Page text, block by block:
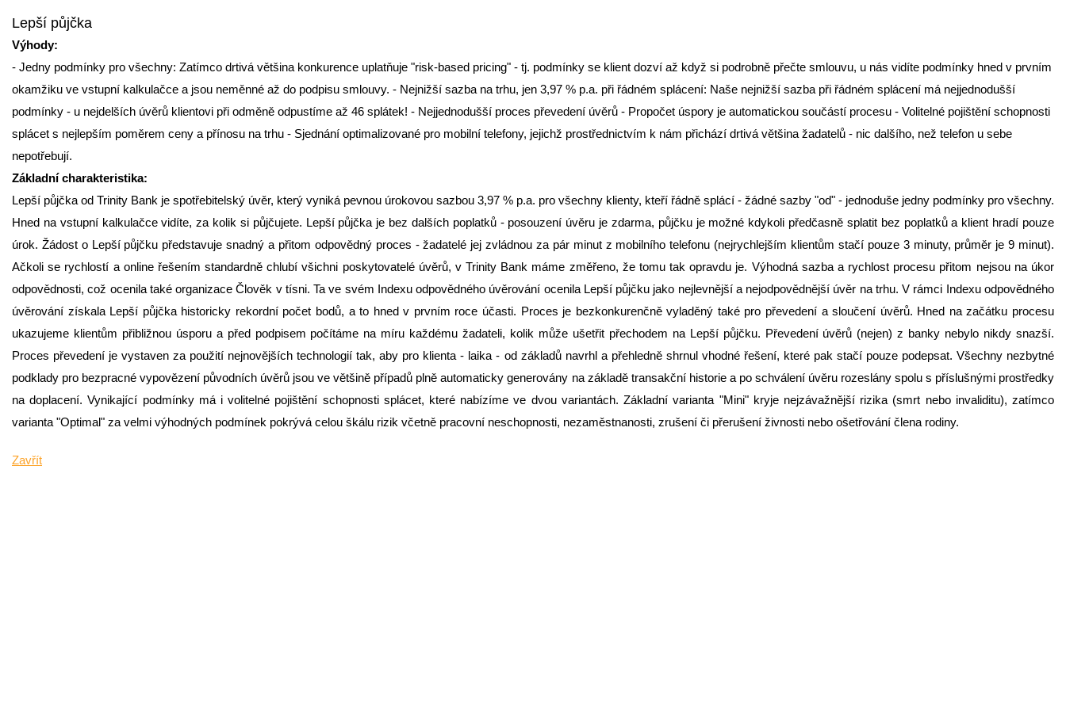
Lepší půjčka
Výhody:
- Jedny podmínky pro všechny: Zatímco drtivá většina konkurence uplatňuje "risk-based pricing" - tj. podmínky se klient dozví až když si podrobně přečte smlouvu, u nás vidíte podmínky hned v prvním
okamžiku ve vstupní kalkulačce a jsou neměnné až do podpisu smlouvy. - Nejnižší sazba na trhu, jen 3,97 % p.a. při řádném splácení: Naše nejnižší sazba při řádném splácení má nejjednodušší
podmínky - u nejdelších úvěrů klientovi při odměně odpustíme až 46 splátek! - Nejjednodušší proces převedení úvěrů - Propočet úspory je automatickou součástí procesu - Volitelné pojištění schopnosti
splácet s nejlepším poměrem ceny a přínosu na trhu - Sjednání optimalizované pro mobilní telefony, jejichž prostřednictvím k nám přichází drtivá většina žadatelů - nic dalšího, než telefon u sebe
nepotřebují.
Základní charakteristika:
Lepší půjčka od Trinity Bank je spotřebitelský úvěr, který vyniká pevnou úrokovou sazbou 3,97 % p.a. pro všechny klienty, kteří řádně splácí - žádné sazby "od" - jednoduše jedny podmínky pro všechny.
Hned na vstupní kalkulačce vidíte, za kolik si půjčujete. Lepší půjčka je bez dalších poplatků - posouzení úvěru je zdarma, půjčku je možné kdykoli předčasně splatit bez poplatků a klient hradí pouze
úrok. Žádost o Lepší půjčku představuje snadný a přitom odpovědný proces - žadatelé jej zvládnou za pár minut z mobilního telefonu (nejrychlejším klientům stačí pouze 3 minuty, průměr je 9 minut).
Ačkoli se rychlostí a online řešením standardně chlubí všichni poskytovatelé úvěrů, v Trinity Bank máme změřeno, že tomu tak opravdu je. Výhodná sazba a rychlost procesu přitom nejsou na úkor
odpovědnosti, což ocenila také organizace Člověk v tísni. Ta ve svém Indexu odpovědného úvěrování ocenila Lepší půjčku jako nejlevnější a nejodpovědnější úvěr na trhu. V rámci Indexu odpovědného
úvěrování získala Lepší půjčka historicky rekordní počet bodů, a to hned v prvním roce účasti. Proces je bezkonkurenčně vyladěný také pro převedení a sloučení úvěrů. Hned na začátku procesu
ukazujeme klientům přibližnou úsporu a před podpisem počítáme na míru každému žadateli, kolik může ušetřit přechodem na Lepší půjčku. Převedení úvěrů (nejen) z banky nebylo nikdy snazší.
Proces převedení je vystaven za použití nejnovějších technologií tak, aby pro klienta - laika - od základů navrhl a přehledně shrnul vhodné řešení, které pak stačí pouze podepsat. Všechny nezbytné
podklady pro bezpracné vypovězení původních úvěrů jsou ve většině případů plně automaticky generovány na základě transakční historie a po schválení úvěru rozeslány spolu s příslušnými prostředky
na doplacení. Vynikající podmínky má i volitelné pojištění schopnosti splácet, které nabízíme ve dvou variantách. Základní varianta "Mini" kryje nejzávažnější rizika (smrt nebo invaliditu), zatímco
varianta "Optimal" za velmi výhodných podmínek pokrývá celou škálu rizik včetně pracovní neschopnosti, nezaměstnanosti, zrušení či přerušení živnosti nebo ošetřování člena rodiny.
Zavřít